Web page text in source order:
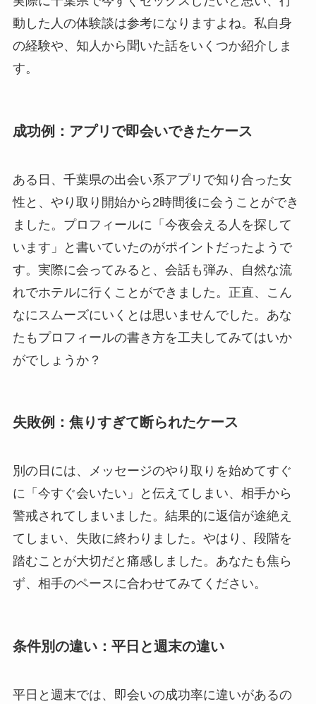
動した人の体験談は参考になりますよね。私自身
の経験や、知人から聞いた話をいくつか紹介しま
す。
成功例：アプリで即会いできたケース
ある日、千葉県の出会い系アプリで知り合った女
性と、やり取り開始から2時間後に会うことができ
ました。プロフィールに「今夜会える人を探して
います」と書いていたのがポイントだったようで
す。実際に会ってみると、会話も弾み、自然な流
れでホテルに行くことができました。正直、こん
なにスムーズにいくとは思いませんでした。あな
たもプロフィールの書き方を工夫してみてはいか
がでしょうか？
失敗例：焦りすぎて断られたケース
別の日には、メッセージのやり取りを始めてすぐ
に「今すぐ会いたい」と伝えてしまい、相手から
警戒されてしまいました。結果的に返信が途絶え
てしまい、失敗に終わりました。やはり、段階を
踏むことが大切だと痛感しました。あなたも焦ら
ず、相手のペースに合わせてみてください。
条件別の違い：平日と週末の違い
平日と週末では、即会いの成功率に違いがあるの